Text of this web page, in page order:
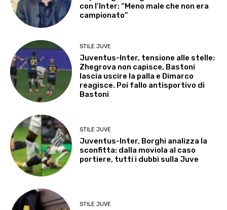
con l’Inter: “Meno male che non era
campionato”
STILE JUVE
Juventus-Inter, tensione alle stelle:
Zhegrova non capisce, Bastoni
lascia uscire la palla e Dimarco
reagisce. Poi fallo antisportivo di
Bastoni
STILE JUVE
Juventus-Inter, Borghi analizza la
sconfitta: dalla moviola al caso
portiere, tutti i dubbi sulla Juve
STILE JUVE